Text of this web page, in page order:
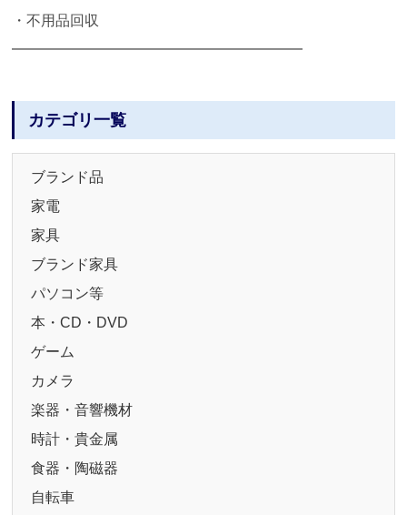
・不用品回収
━━━━━━━━━━━━━━━━━━━━
カテゴリ一覧
ブランド品
家電
家具
ブランド家具
パソコン等
本・CD・DVD
ゲーム
カメラ
楽器・音響機材
時計・貴金属
食器・陶磁器
自転車